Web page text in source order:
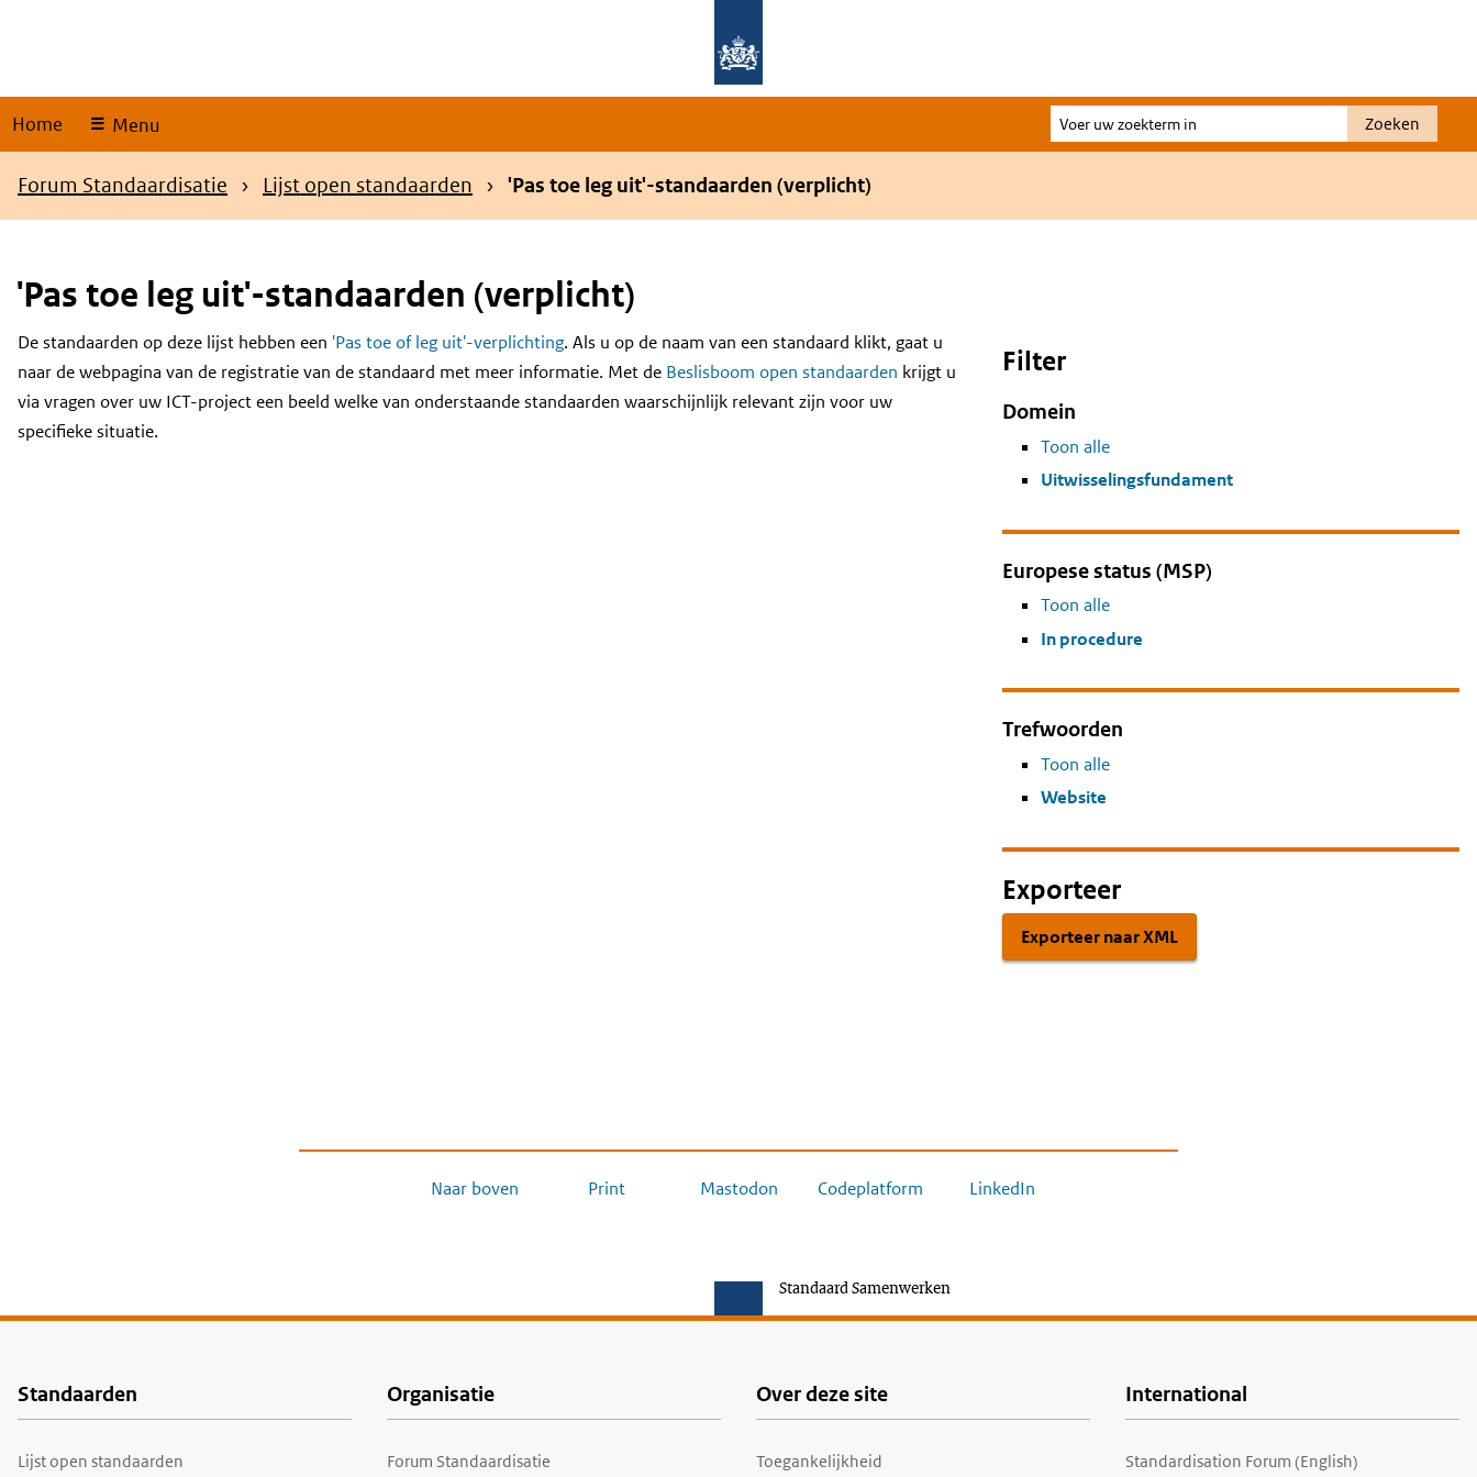
Home Menu
Voer
uw
Zoeken
Kruimelpad
Forum Standaardisatie Lijst open standaarden 'Pas toe leg uit'-standaarden (verplicht)
'Pas toe leg uit'-standaarden (verplicht)
Content
De standaarden op deze lijst hebben een 'Pas toe of leg uit'-verplichting. Als u op de naam van een standaard klikt, gaat u
naar de webpagina van de registratie van de standaard met meer informatie. Met de Beslisboom open standaarden krijgt u
via vragen over uw ICT-project een beeld welke van onderstaande standaarden waarschijnlijk relevant zijn voor uw
specifieke situatie.
Filter
Domein
Toon alle
Uitwisselingsfundament
Europese status (MSP)
Toon alle
In procedure
Trefwoorden
Toon alle
Website
Exporteer
Exporteer naar XML
Naar boven Print Mastodon Codeplatform LinkedIn
Standaard Samenwerken
Voet
Standaarden
Lijst open standaarden
Organisatie
Forum Standaardisatie
Over deze site
Toegankelijkheid
International
Standardisation Forum (English)